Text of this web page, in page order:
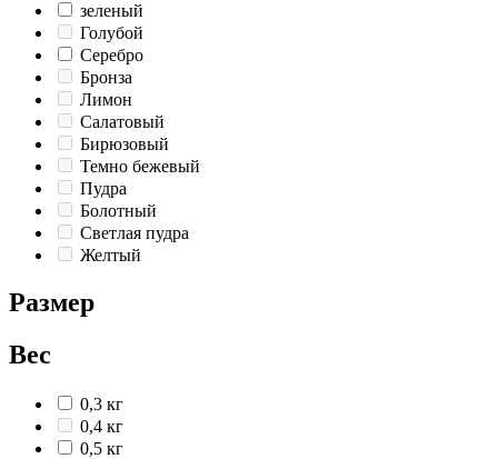
зеленый
Голубой
Серебро
Бронза
Лимон
Салатовый
Бирюзовый
Темно бежевый
Пудра
Болотный
Светлая пудра
Желтый
Размер
Вес
0,3 кг
0,4 кг
0,5 кг